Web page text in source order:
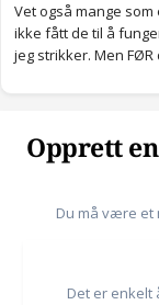
Vet også mange
ikke fått de til å
jeg strikker. Men
Opprett
Du må være et
Det er enkelt